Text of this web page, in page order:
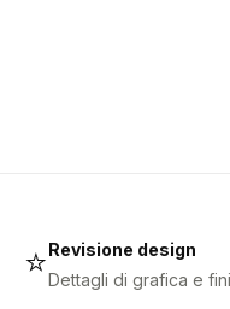
⭐Revisione design
Dettagli di grafica e